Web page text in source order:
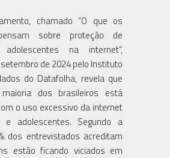
chamado “O que os
sobre proteção de
na internet”,
de 2024 pelo Instituto
do Datafolha, revela que
dos brasileiros está
o uso excessivo da internet
e adolescentes. Segundo a
dos entrevistados acreditam
estão ficando viciados em